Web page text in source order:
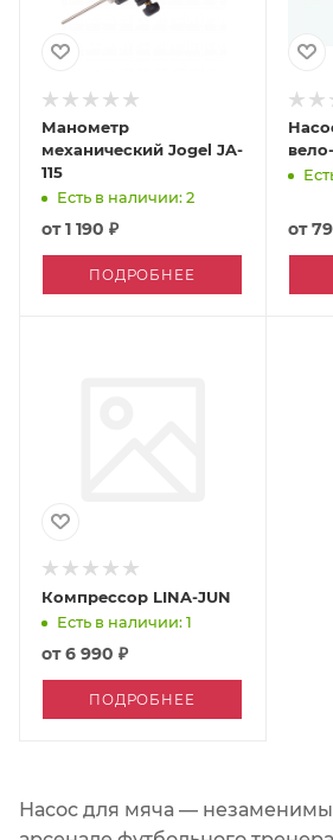
Манометр
механический Jogel JA-
115
Есть в наличии: 2
от1 190 ₽
ПОДРОБНЕЕ
от
Компрессор LINA-JUN
Есть в наличии: 1
от6 990 ₽
ПОДРОБНЕЕ
Насос для мяча —